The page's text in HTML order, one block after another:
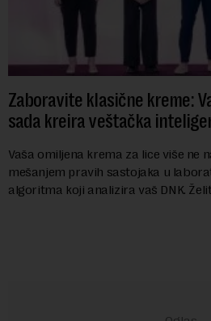
Zaboravite klasične kreme:
sada kreira veštačka
Vaša omiljena krema za lice više ne
mešanjem pravih sastojaka u
algoritma koji analizira vaš DNK.